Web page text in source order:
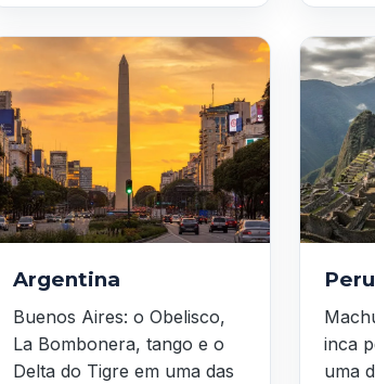
Argentina
Buenos Aires: o Obelisco,
La Bombonera, tango e o
Delta do Tigre em uma das
Peru
inca
uma